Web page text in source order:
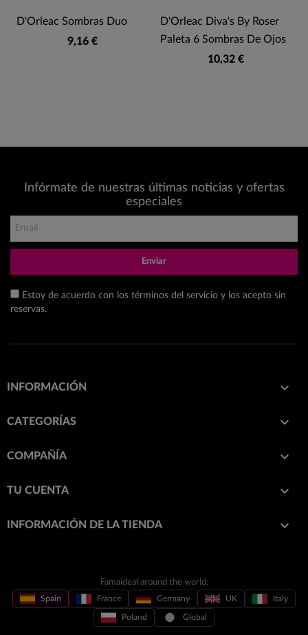
D'Orleac Sombras Duo
9,16 €
D'Orleac Diva's By Roser
Paleta 6 Sombras De Ojos
10,32 €
Infórmate de nuestras últimas noticias y ofertas
especiales
Enviar
Estoy de acuerdo con los términos del servicio y los acepto sin
reservas.
INFORMACIÓN 
CATEGORÍAS 
COMPAÑÍA 
TU CUENTA 
INFORMACIÓN DE LA TIENDA keyboard_arrow_down
Famaideal around the world:
Spain France Germany UK Italy
Poland Global